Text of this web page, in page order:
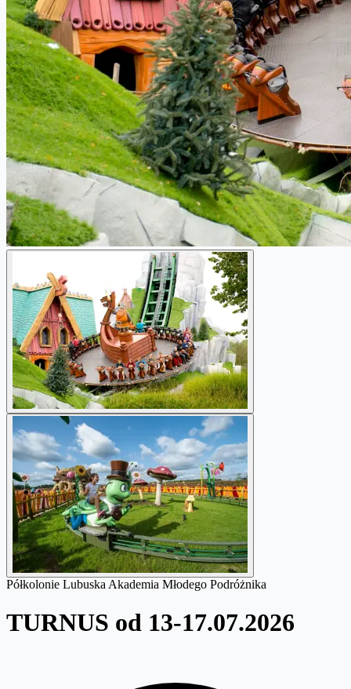
Półkolonie Lubuska Akademia Młodego Podróżnika
TURNUS od 13-17.07.2026